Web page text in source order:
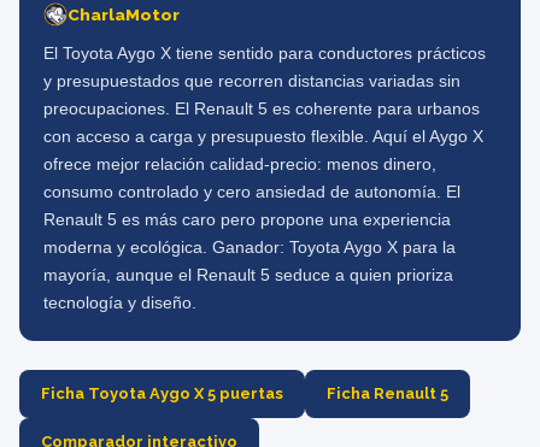
CharlaMotor
El Toyota Aygo X tiene sentido para conductores prácticos
y presupuestados que recorren distancias variadas sin
preocupaciones. El Renault 5 es coherente para urbanos
con acceso a carga y presupuesto flexible. Aquí el Aygo X
ofrece mejor relación calidad-precio: menos dinero,
consumo controlado y cero ansiedad de autonomía. El
Renault 5 es más caro pero propone una experiencia
moderna y ecológica. Ganador: Toyota Aygo X para la
mayoría, aunque el Renault 5 seduce a quien prioriza
tecnología y diseño.
Ficha Toyota Aygo X 5 puertas Ficha Renault 5
Comparador interactivo